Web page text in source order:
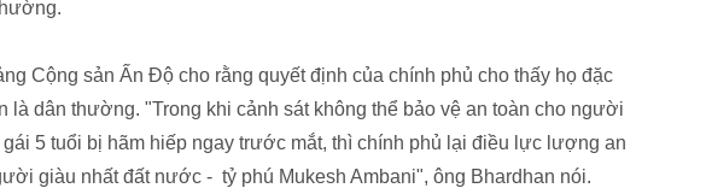
Cộng sản Ấn Độ cho rằng quyết định của chính phủ cho thấy họ đặc
là dân thường. "Trong khi cảnh sát không thể bảo vệ an toàn cho người
5 tuổi bị hãm hiếp ngay trước mắt, thì chính phủ lại điều lực lượng an
giàu nhất đất nước - tỷ phú Mukesh Ambani", ông Bhardhan nói.